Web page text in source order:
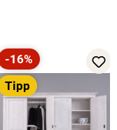
Rabatt
-16%
Tipp